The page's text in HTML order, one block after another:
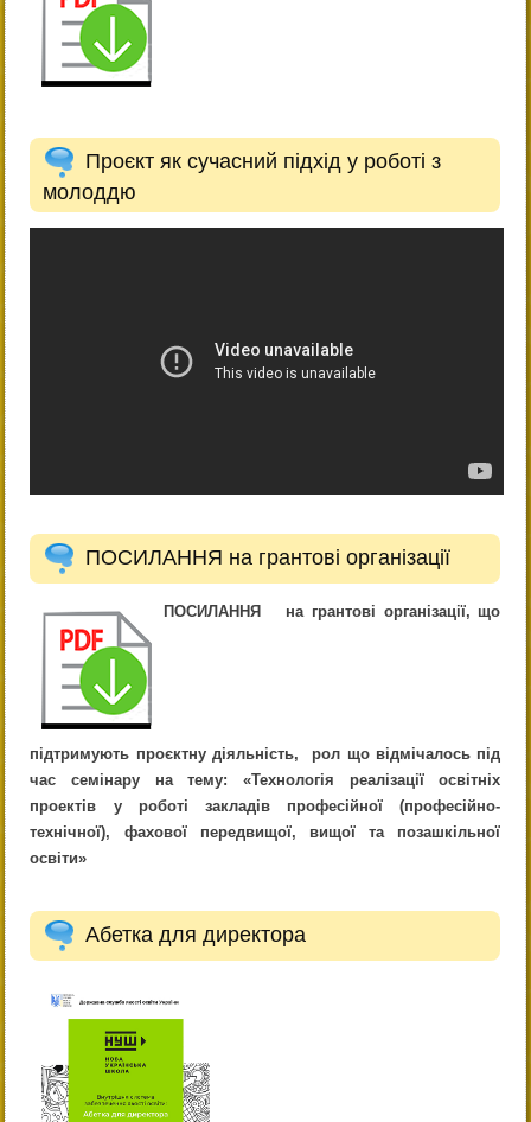
Проєкт як сучасний підхід у роботі з
молоддю
ПОСИЛАННЯ на грантові організації
ПОСИЛАННЯ на грантові організації, що
підтримують проєктну діяльність, рол що відмічалось під
час семінару на тему: «Технологія реалізації освітніх
проектів у роботі закладів професійної (професійно-
технічної), фахової передвищої, вищої та позашкільної
освіти»
Абетка для директора